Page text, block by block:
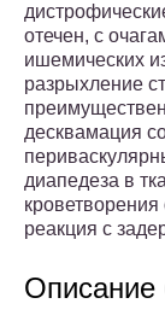
отечен, с
ишемических
разрыхление
десквамация
диапедеза в
кроветворения
реакция с
Описание